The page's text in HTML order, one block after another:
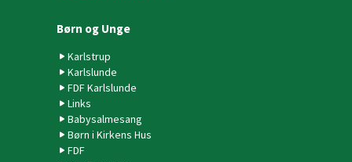
Børn og Unge
Karlstrup
Karlslunde
FDF Karlslunde
Links
Babysalmesang
Børn i Kirkens Hus
FDF